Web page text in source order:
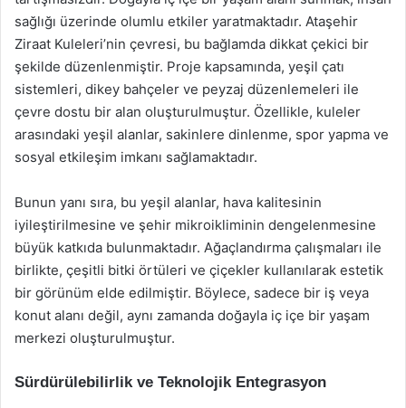
sağlığı üzerinde olumlu etkiler yaratmaktadır. Ataşehir
Ziraat Kuleleri’nin çevresi, bu bağlamda dikkat çekici bir
şekilde düzenlenmiştir. Proje kapsamında, yeşil çatı
sistemleri, dikey bahçeler ve peyzaj düzenlemeleri ile
çevre dostu bir alan oluşturulmuştur. Özellikle, kuleler
arasındaki yeşil alanlar, sakinlere dinlenme, spor yapma ve
sosyal etkileşim imkanı sağlamaktadır.
Bunun yanı sıra, bu yeşil alanlar, hava kalitesinin
iyileştirilmesine ve şehir mikroikliminin dengelenmesine
büyük katkıda bulunmaktadır. Ağaçlandırma çalışmaları ile
birlikte, çeşitli bitki örtüleri ve çiçekler kullanılarak estetik
bir görünüm elde edilmiştir. Böylece, sadece bir iş veya
konut alanı değil, aynı zamanda doğayla iç içe bir yaşam
merkezi oluşturulmuştur.
Sürdürülebilirlik ve Teknolojik Entegrasyon